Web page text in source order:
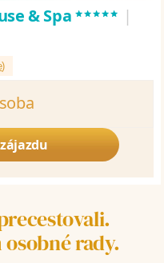
& Spa***** |
)
Vyčkejte prosím.
rady.